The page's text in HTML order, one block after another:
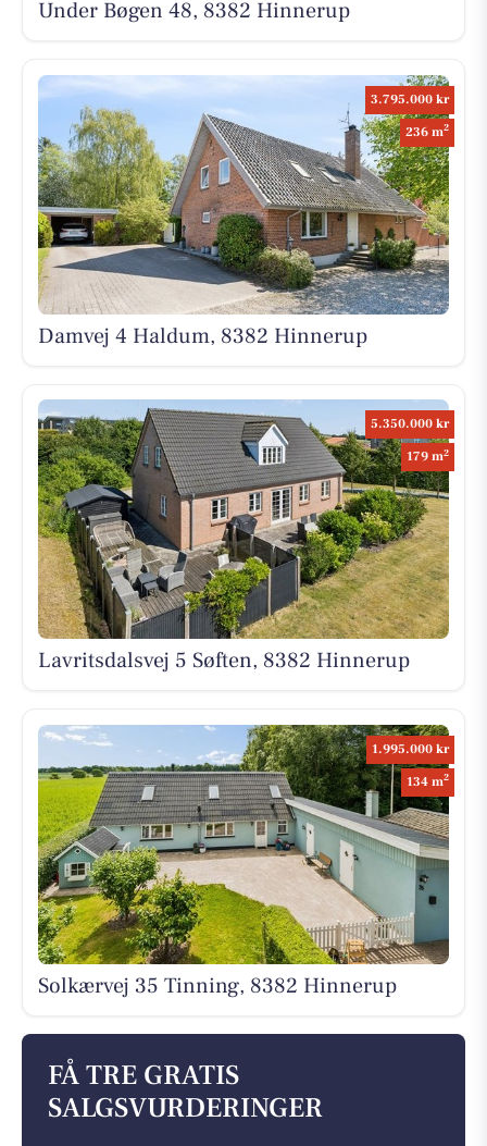
Under Bøgen 48, 8382 Hinnerup
3.795.000 kr
236 m2
Damvej 4 Haldum, 8382 Hinnerup
5.350.000 kr
179 m2
Lavritsdalsvej 5 Søften, 8382 Hinnerup
1.995.000 kr
134 m2
Solkærvej 35 Tinning, 8382 Hinnerup
FÅ TRE GRATIS
SALGSVURDERINGER